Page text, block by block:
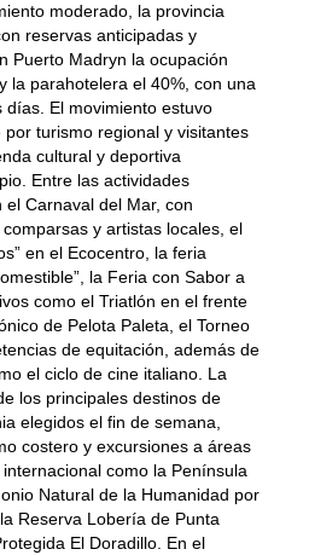
moderado, la provincia
reservas anticipadas y
Puerto Madryn la ocupación
la parahotelera el 40%, con una
El movimiento estuvo
turismo regional y visitantes
cultural y deportiva
Entre las actividades
Carnaval del Mar, con
y artistas locales, el
en el Ecocentro, la feria
la Feria con Sabor a
como el Triatlón en el frente
de Pelota Paleta, el Torneo
de equitación, además de
el ciclo de cine italiano. La
los principales destinos de
elegidos el fin de semana,
costero y excursiones a áreas
como la Península
Natural de la Humanidad por
Reserva Lobería de Punta
El Doradillo. En el